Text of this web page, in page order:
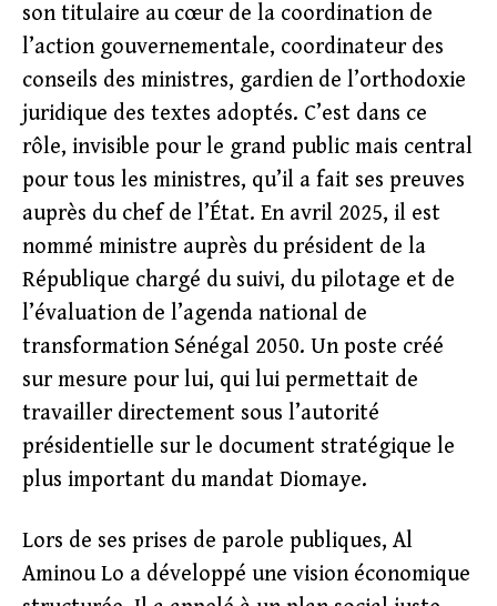
son titulaire au cœur de la coordination de
l’action gouvernementale, coordinateur des
conseils des ministres, gardien de l’orthodoxie
juridique des textes adoptés. C’est dans ce
rôle, invisible pour le grand public mais central
pour tous les ministres, qu’il a fait ses preuves
auprès du chef de l’État. En avril 2025, il est
nommé ministre auprès du président de la
République chargé du suivi, du pilotage et de
l’évaluation de l’agenda national de
transformation Sénégal 2050. Un poste créé
sur mesure pour lui, qui lui permettait de
travailler directement sous l’autorité
présidentielle sur le document stratégique le
plus important du mandat Diomaye.
Lors de ses prises de parole publiques, Al
Aminou Lo a développé une vision économique